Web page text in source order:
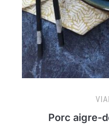
Porc aigre-